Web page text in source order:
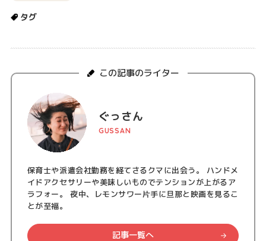
タグ
この記事のライター
ぐっさん
GUSSAN
保育士や派遣会社勤務を経てさるクマに出会う。 ハンドメ
イドアクセサリーや美味しいものでテンションが上がるア
ラフォー。 夜中、レモンサワー片手に旦那と映画を見るこ
とが至福。
記事一覧へ